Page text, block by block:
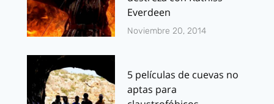
Everdeen
Noviembre 20, 2014
5 películas de cuevas no
aptas para